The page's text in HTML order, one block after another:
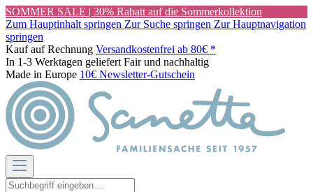
SOMMER SALE | 30% Rabatt auf die Sommerkollektion
Zum Hauptinhalt springen Zur Suche springen Zur Hauptnavigation
springen
Kauf auf Rechnung Versandkostenfrei ab 80€ *
In 1-3 Werktagen geliefert Fair und nachhaltig
Made in Europe 10€ Newsletter-Gutschein